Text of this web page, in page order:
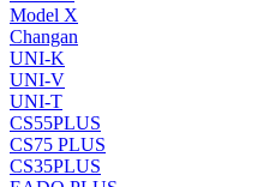
Model X
Changan
UNI-K
UNI-V
UNI-T
CS55PLUS
CS75 PLUS
CS35PLUS